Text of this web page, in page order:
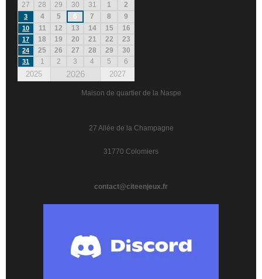
27
28 29 30 31 1 2
3 4 5 6 7 8 9
10 11 12 13 14 15 16
17 18 19 20 21 22 23
24 25 26 27 28 29 30
31 1 2 3 4 5 6
2025 2026 2027
Maison de quartier de la Naspe
27 Allée de la Champagne
31770 Colomiers
contact@citeenjeux.fr